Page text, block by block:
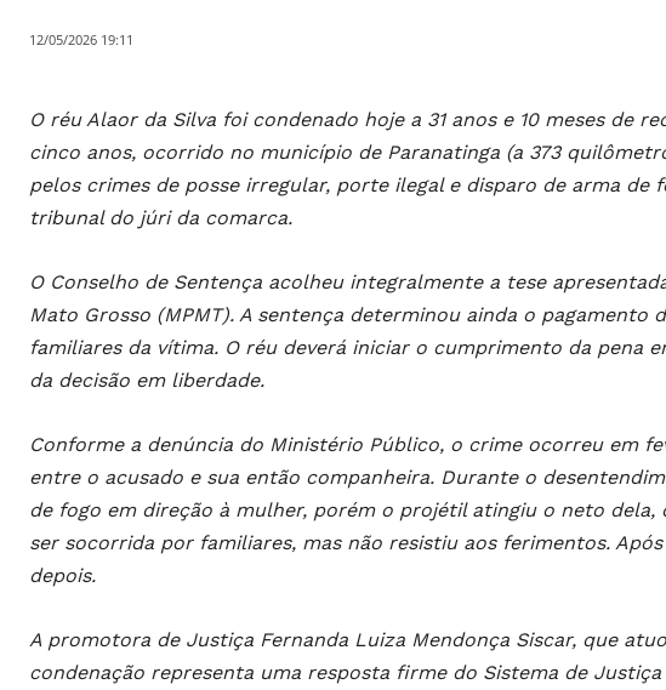
12/05/2026 19:11
O réu Alaor da Silva foi condenado hoje a 31 anos e 10 meses de
cinco anos, ocorrido no município de Paranatinga (a 373
pelos crimes de posse irregular, porte ilegal e disparo de arma de
tribunal do júri da comarca.
O Conselho de Sentença acolheu integralmente a tese
Mato Grosso (MPMT). A sentença determinou ainda o pagamento
familiares da vítima. O réu deverá iniciar o cumprimento da pena
da decisão em liberdade.
Conforme a denúncia do Ministério Público, o crime ocorreu em
entre o acusado e sua então companheira. Durante o
de fogo em direção à mulher, porém o projétil atingiu o neto dela,
ser socorrida por familiares, mas não resistiu aos ferimentos.
depois.
A promotora de Justiça Fernanda Luiza Mendonça Siscar, que
condenação representa uma resposta firme do Sistema de Justiça